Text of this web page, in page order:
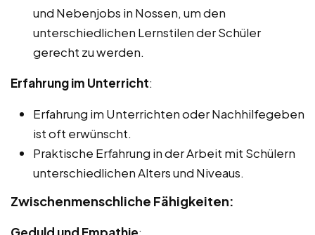
und Nebenjobs in Nossen, um den
unterschiedlichen Lernstilen der Schüler
gerecht zu werden.
Erfahrung im Unterricht:
Erfahrung im Unterrichten oder Nachhilfegeben
ist oft erwünscht.
Praktische Erfahrung in der Arbeit mit Schülern
unterschiedlichen Alters und Niveaus.
Zwischenmenschliche Fähigkeiten:
Geduld und Empathie: